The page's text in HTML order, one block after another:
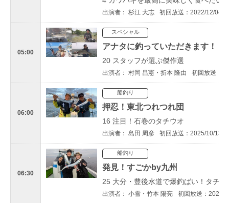
出演者： 杉江 大志 初回放送：2022/12/04
05:00
スペシャル
アナタに釣っていただきます！
20 スタッフが選ぶ傑作選
出演者： 村岡 昌憲・折本 隆由 初回放送：
06:00
船釣り
押忍！東北つれつれ団
16 注目！石巻のタチウオ
出演者： 島田 周彦 初回放送：2025/10/13
06:30
船釣り
発見！すごかby九州
25 大分・豊後水道で爆釣ばい！タチウ
出演者： 小雪・竹本 陽亮 初回放送：2024/